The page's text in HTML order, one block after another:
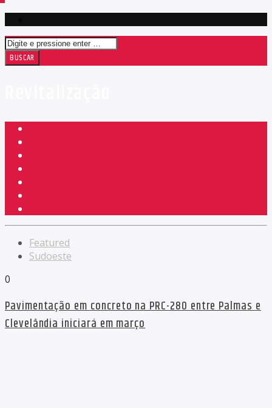
Featured
Sudoeste
0
Pavimentação em concreto na PRC-280 entre Palmas e
Clevelândia iniciará em março